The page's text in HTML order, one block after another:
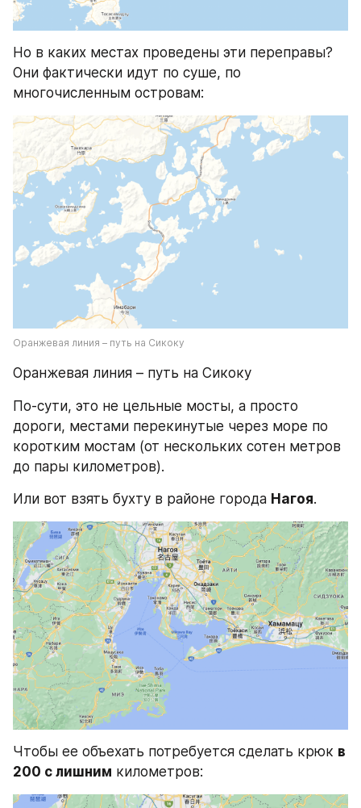
Но в каких местах проведены эти переправы?
Они фактически идут по суше, по
многочисленным островам:
Оранжевая линия – путь на Сикоку
Оранжевая линия – путь на Сикоку
По-сути, это не цельные мосты, а просто
дороги, местами перекинутые через море по
коротким мостам (от нескольких сотен метров
до пары километров).
Или вот взять бухту в районе города Нагоя.
Чтобы ее объехать потребуется сделать крюк в
200 с лишним километров: